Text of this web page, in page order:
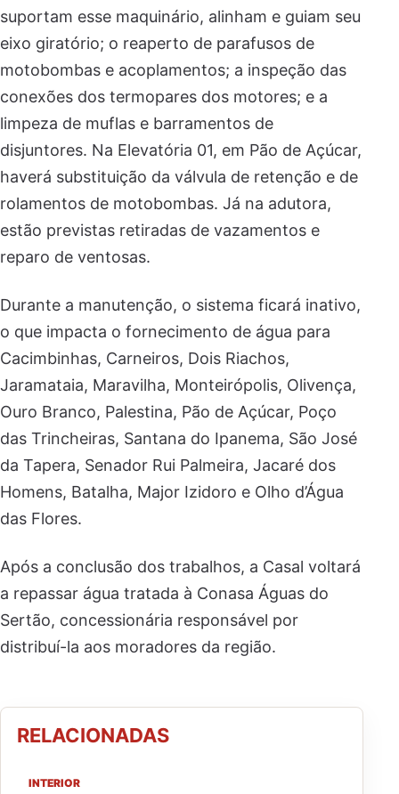
suportam esse maquinário, alinham e guiam seu
eixo giratório; o reaperto de parafusos de
motobombas e acoplamentos; a inspeção das
conexões dos termopares dos motores; e a
limpeza de muflas e barramentos de
disjuntores. Na Elevatória 01, em Pão de Açúcar,
haverá substituição da válvula de retenção e de
rolamentos de motobombas. Já na adutora,
estão previstas retiradas de vazamentos e
reparo de ventosas.
Durante a manutenção, o sistema ficará inativo,
o que impacta o fornecimento de água para
Cacimbinhas, Carneiros, Dois Riachos,
Jaramataia, Maravilha, Monteirópolis, Olivença,
Ouro Branco, Palestina, Pão de Açúcar, Poço
das Trincheiras, Santana do Ipanema, São José
da Tapera, Senador Rui Palmeira, Jacaré dos
Homens, Batalha, Major Izidoro e Olho d’Água
das Flores.
Após a conclusão dos trabalhos, a Casal voltará
a repassar água tratada à Conasa Águas do
Sertão, concessionária responsável por
distribuí-la aos moradores da região.
RELACIONADAS
INTERIOR